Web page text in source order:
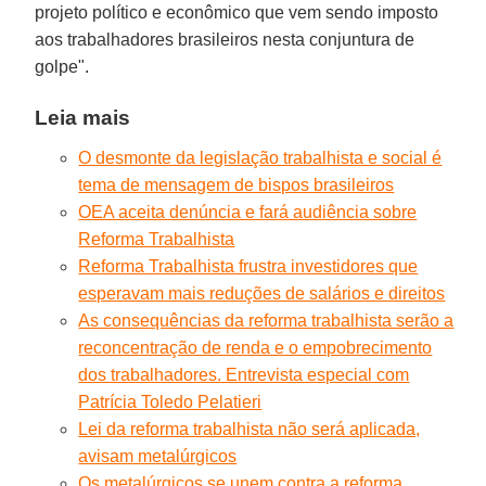
projeto político e econômico que vem sendo imposto
aos trabalhadores brasileiros nesta conjuntura de
golpe".
Leia mais
O desmonte da legislação trabalhista e social é
tema de mensagem de bispos brasileiros
OEA aceita denúncia e fará audiência sobre
Reforma Trabalhista
Reforma Trabalhista frustra investidores que
esperavam mais reduções de salários e direitos
As consequências da reforma trabalhista serão a
reconcentração de renda e o empobrecimento
dos trabalhadores. Entrevista especial com
Patrícia Toledo Pelatieri
Lei da reforma trabalhista não será aplicada,
avisam metalúrgicos